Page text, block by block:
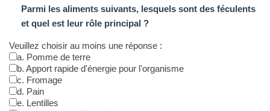
Parmi les aliments suivants, lesquels sont des féculents
et quel est leur rôle principal ?
Veuillez choisir au moins une réponse :
a. Pomme de terre
b. Apport rapide d'énergie pour l'organisme
c. Fromage
d. Pain
e. Lentilles